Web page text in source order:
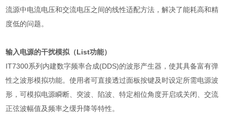
流源中电流电压和交流电压之间的线性适配方法，解决了能耗高和精
度低的问题。
输入电源的干扰模拟（List功能）
IT7300系列内建数字频率合成(DDS)的波形产生器，使其具备富有弹
性之波形模拟功能。使用者可直接透过面板按键及时设定所需电源波
形，可模拟电源瞬断、突波、陷波、特定相位角度开启或关闭、交流
正弦波幅值及频率之缓升降等特性。